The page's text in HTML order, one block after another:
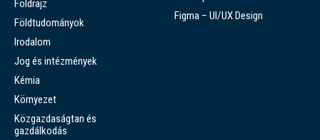
Földrajz
Földtudományok
Irodalom
Jog és intézmények
Kémia
Környezet
Közgazdaságtan és
gazdálkodás
Figma – UI/UX Design